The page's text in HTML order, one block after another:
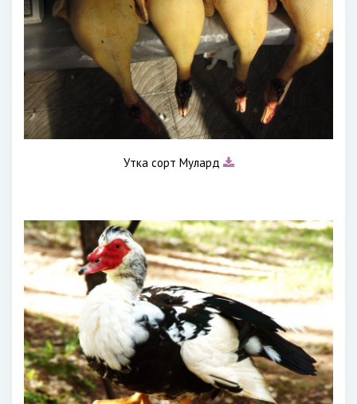
Утка сорт Мулард